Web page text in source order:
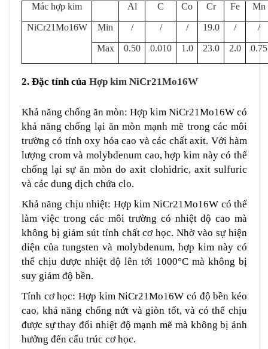
Mác hợp kim Al C Co Cr Fe Mn
NiCr21Mo16W Min / / / 19.0 / /
Max 0.50 0.010 1.0 23.0 2.0 0.75
2. Đặc tính của Hợp kim NiCr21Mo16W
Khả năng chống ăn mòn: Hợp kim NiCr21Mo16W có
khả năng chống lại ăn mòn mạnh mẽ trong các môi
trường có tính oxy hóa cao và các chất axit. Với hàm
lượng crom và molybdenum cao, hợp kim này có thể
chống lại sự ăn mòn do axit clohidric, axit sulfuric
và các dung dịch chứa clo.
Khả năng chịu nhiệt: Hợp kim NiCr21Mo16W có thể
làm việc trong các môi trường có nhiệt độ cao mà
không bị giảm sút tính chất cơ học. Nhờ vào sự hiện
diện của tungsten và molybdenum, hợp kim này có
thể chịu được nhiệt độ lên tới 1000°C mà không bị
suy giảm độ bền.
Tính cơ học: Hợp kim NiCr21Mo16W có độ bền kéo
cao, khả năng chống nứt và giòn tốt, và có thể chịu
được sự thay đổi nhiệt độ mạnh mẽ mà không bị ảnh
hưởng đến cấu trúc cơ học.